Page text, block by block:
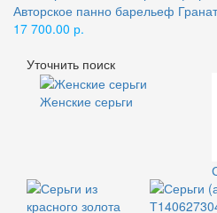
Авторское панно барельеф
17 700.00 р.
Уточнить поиск
Женские серьги